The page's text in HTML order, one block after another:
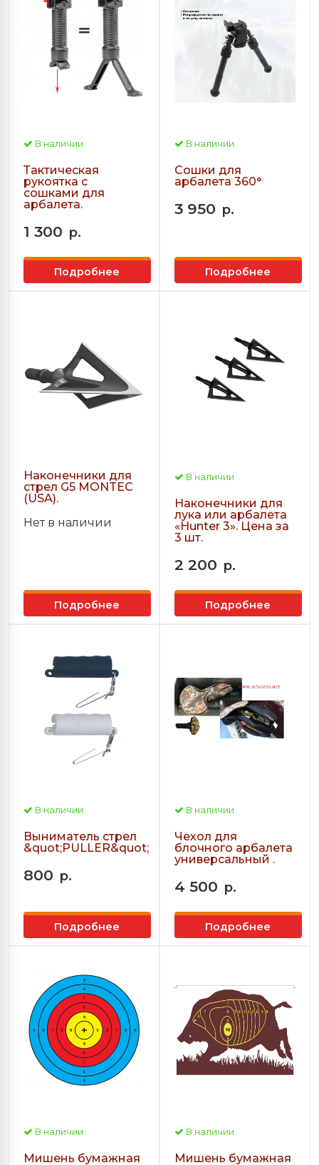
В наличии
Тактическая
рукоятка с
сошками для
арбалета.
1 300 р.
Подробнее
В наличии
Сошки для
арбалета 360°
3 950 р.
Подробнее
Наконечники для
стрел G5 MONTEC
(USA).
Нет в наличии
Подробнее
В наличии
Наконечники для
лука или арбалета
«Hunter 3». Цена за
3 шт.
2 200 р.
Подробнее
В наличии
Выниматель стрел
&quot;PULLER&quot;
800 р.
Подробнее
В наличии
Чехол для
блочного арбалета
универсальный .
4 500 р.
Подробнее
В наличии
Мишень бумажная
В наличии
Мишень бумажная